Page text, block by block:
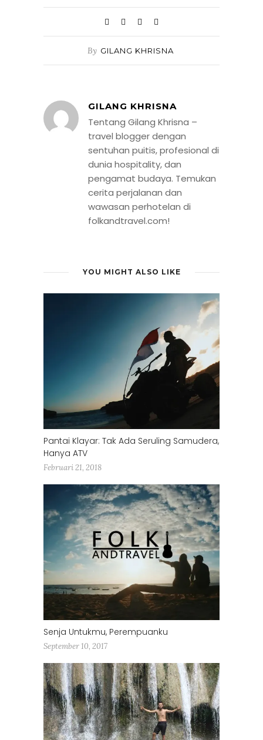
By GILANG KHRISNA
GILANG KHRISNA
Tentang Gilang Khrisna –
travel blogger dengan
sentuhan puitis, profesional di
dunia hospitality, dan
pengamat budaya. Temukan
cerita perjalanan dan
wawasan perhotelan di
folkandtravel.com!
YOU MIGHT ALSO LIKE
Pantai Klayar: Tak Ada Seruling Samudera,
Hanya ATV
Februari 21, 2018
Senja Untukmu, Perempuanku
September 10, 2017